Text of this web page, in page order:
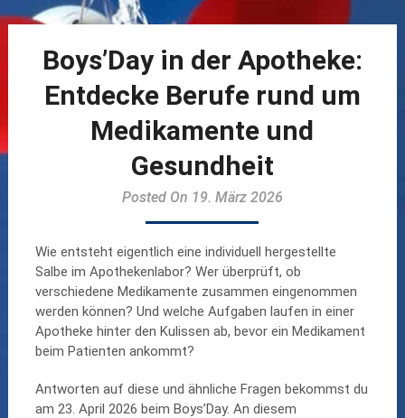
Boys’Day in der Apotheke:
Entdecke Berufe rund um
Medikamente und
Gesundheit
Posted On 19. März 2026
Wie entsteht eigentlich eine individuell hergestellte
Salbe im Apothekenlabor? Wer überprüft, ob
verschiedene Medikamente zusammen eingenommen
werden können? Und welche Aufgaben laufen in einer
Apotheke hinter den Kulissen ab, bevor ein Medikament
beim Patienten ankommt?
Antworten auf diese und ähnliche Fragen bekommst du
am 23. April 2026 beim Boys’Day. An diesem